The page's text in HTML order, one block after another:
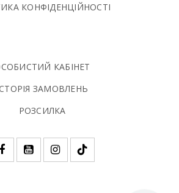
КОНФIДЕНЦIЙНОСТI
КАБІНЕТ
ЗАМОВЛЕНЬ
РОЗСИЛКА